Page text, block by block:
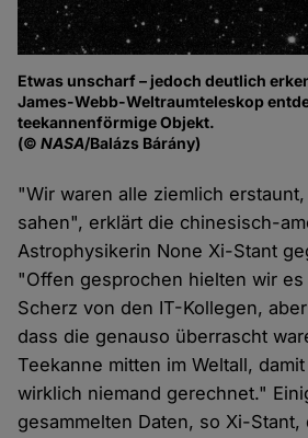
Etwas unscharf – jedoch deutlich
James-Webb-Weltraumteleskop
teekannenförmige Objekt.
(©NASA/Balázs Bárány)
"Wir waren alle ziemlich
sahen", erklärt die chinesisch-
Astrophysikerin None Xi-Stant
"Offen gesprochen hielten wir
Scherz von den IT-Kollegen,
dass die genauso überrascht
Teekanne mitten im Weltall,
wirklich niemand gerechnet."
gesammelten Daten, so Xi-Stant,